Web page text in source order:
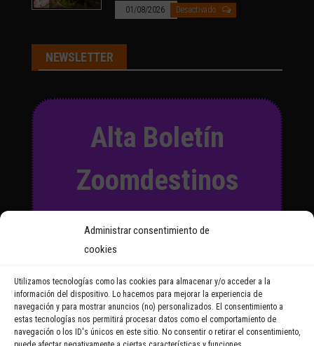
Administrar consentimiento de
cookies
Utilizamos tecnologías como las cookies para almacenar y/o acceder a la
información del dispositivo. Lo hacemos para mejorar la experiencia de
navegación y para mostrar anuncios (no) personalizados. El consentimiento a
estas tecnologías nos permitirá procesar datos como el comportamiento de
navegación o los ID's únicos en este sitio. No consentir o retirar el consentimiento,
01/08/2026 Desactivado
NEWSLETTER
Alta Boletín
Zoomdestinos
y recibirás regularmente las
noticias y reportajes que
Email Address